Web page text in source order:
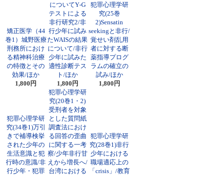
矯正医学（44
巻1）城野医療
刑務所におけ
る精神科治療
の特徴とその
効果/ほか
1,800円
についてY‐G
テストによる
非行研究2/非
行少年に試み
たWAISの結果
について/非行
少年に試みた
適性診断テス
ト/ほか
1,800円
犯罪心理学研
究(25巻
2)Sensatin
seekingと非行/
覚せい剤乱用
者に対する断
薬指導プログ
ラムの確立の
試み/ほか
1,800円
犯罪心理学研
究(34巻1)万引
きで補導検挙
された少年の
生活意識と犯
行時の意識/非
行少年・犯罪
犯罪心理学研
究(20巻1・2)
受刑者を対象
とした質問紙
調査法におけ
る回答の歪曲
に関する一考
察/少年非行甘
えから増長へ/
台湾における
犯罪心理学研
究(28巻1)非行
少年における
職場適応上の
「crisis」/教育